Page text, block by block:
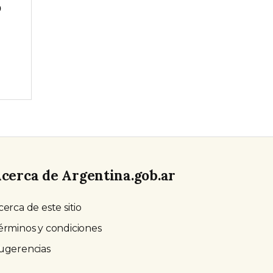
de Argentina.gob.ar
de este sitio
y condiciones